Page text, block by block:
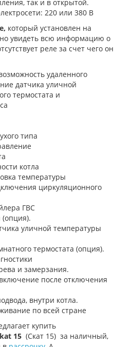
так и в открытой.
220 или 380 В
который установлен на
увидеть всю информацию о
реле за счет чего он
удаленного
датчика уличной
термостата и
типа
котла
температуры
циркуляционного
ГВС
(опция).
уличной температуры
термостата (опция).
и замерзания.
после отключения
внутри котла.
по всей стране
купить
15 (Скат 15) за наличный,